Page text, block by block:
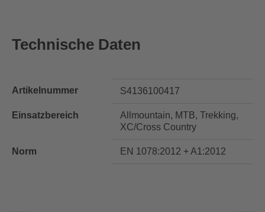
Technische Daten
Artikelnummer S4136100417
Einsatzbereich
Allmountain, MTB, Trekking,
XC/Cross Country
Norm EN 1078:2012 + A1:2012